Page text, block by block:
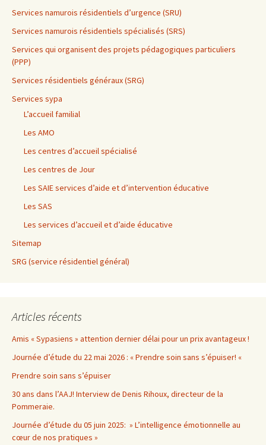
Services namurois résidentiels d’urgence (SRU)
Services namurois résidentiels spécialisés (SRS)
Services qui organisent des projets pédagogiques particuliers
(PPP)
Services résidentiels généraux (SRG)
Services sypa
L’accueil familial
Les AMO
Les centres d’accueil spécialisé
Les centres de Jour
Les SAIE services d’aide et d’intervention éducative
Les SAS
Les services d’accueil et d’aide éducative
Sitemap
SRG (service résidentiel général)
Articles récents
Amis « Sypasiens » attention dernier délai pour un prix avantageux !
Journée d’étude du 22 mai 2026 : « Prendre soin sans s’épuiser! «
Prendre soin sans s’épuiser
30 ans dans l’AAJ! Interview de Denis Rihoux, directeur de la
Pommeraie.
Journée d’étude du 05 juin 2025: » L’intelligence émotionnelle au
cœur de nos pratiques »